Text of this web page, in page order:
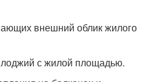
внешний облик жилого
с жилой площадью.